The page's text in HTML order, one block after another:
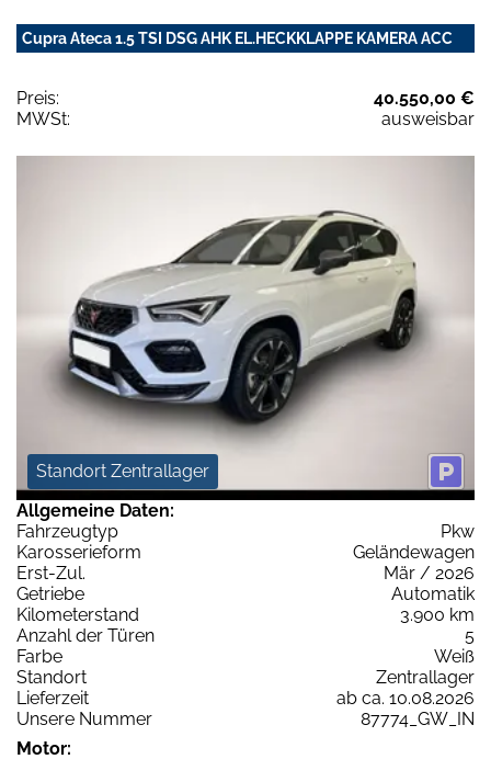
Cupra Ateca 1.5 TSI DSG AHK EL.HECKKLAPPE KAMERA ACC
Preis:
40.550,00 €
MWSt:
ausweisbar
Standort Zentrallager
Allgemeine Daten:
Fahrzeugtyp
Pkw
Karosserieform
Geländewagen
Erst-Zul.
Mär / 2026
Getriebe
Automatik
Kilometerstand
3.900 km
Anzahl der Türen
5
Farbe
Weiß
Standort
Zentrallager
Lieferzeit
ab ca. 10.08.2026
Unsere Nummer
87774_GW_IN
Motor: